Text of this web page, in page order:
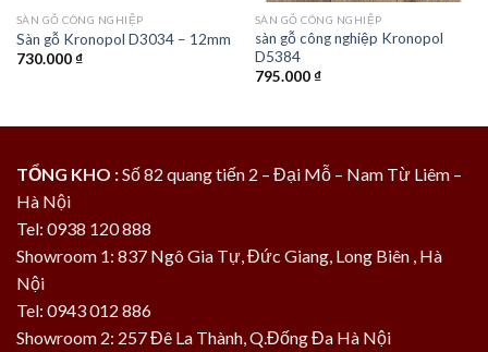
SÀN GỖ CÔNG NGHIỆP
Sàn gỗ Kronopol D3034 – 12mm
730.000₫
SÀN GỖ CÔNG NGHIỆP
sàn gỗ công nghiệp Kronopol
D5384
795.000₫
TỔNG KHO :Số 82 quang tiến 2 – Đại Mỗ – Nam Từ Liêm –
Hà Nội
Tel: 0938 120 888
Showroom 1: 837 Ngô Gia Tự, Đức Giang, Long Biên , Hà
Nội
Tel: 0943 012 886
Showroom 2: 257 Đê La Thành, Q.Đống Đa Hà Nội